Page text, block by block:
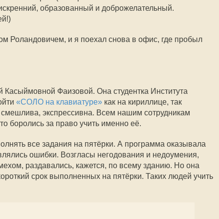
образованный и доброжелательный.
Роландовичем, и я поехал снова в офис, где пробыл
Фаизовой. Она студентка Института
«СОЛО на клавиатуре» как на кириллице, так
экспрессивна. Всем нашим сотрудникам
боролись за право учить именно её.
все задания на пятёрки. А программа оказывала
ошибки. Возгласы негодования и недоумения,
раздавались, кажется, по всему зданию. Но она
срок выполненных на пятёрки. Таких людей учить